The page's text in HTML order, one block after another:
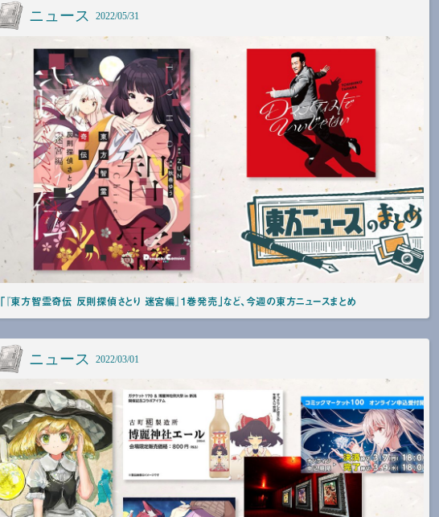
ニュース 2022/05/31
「『東方智霊奇伝 反則探偵さとり 迷宮編』1巻発売」など、今週の東方ニュースまとめ
ニュース 2022/03/01